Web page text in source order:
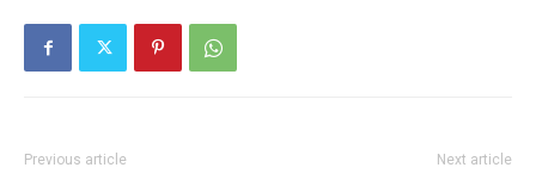
Previous article Next article